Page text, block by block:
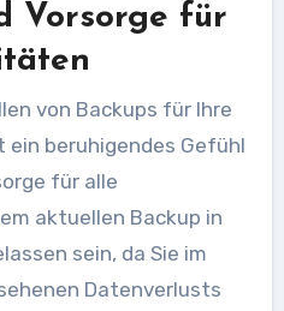
Vorsorge für
von Backups für Ihre
beruhigendes Gefühl
für alle
aktuellen Backup in
sein, da Sie im
Datenverlusts